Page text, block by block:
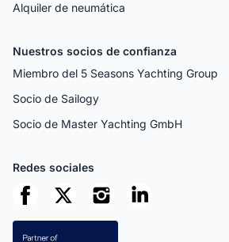
Alquiler de neumática
Nuestros socios de confianza
Miembro del 5 Seasons Yachting Group
Socio de Sailogy
Socio de Master Yachting GmbH
Redes sociales